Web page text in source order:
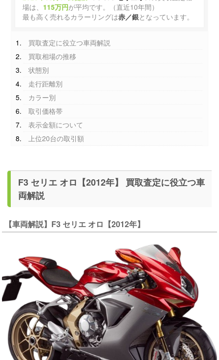
場は、 115万円が平均です。（直近10年間）
最も高く売れるカラーリングは赤／銀となっています。
買取査定に役立つ車両解説
買取相場の推移
状態別
走行距離別
カラー別
取引価格帯
表示金額について
上位20台の取引額
F3 セリエ オロ【2012年】 買取査定に役立つ車
両解説
【車両解説】F3 セリエ オロ【2012年】